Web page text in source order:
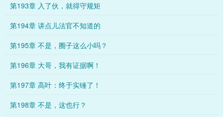
第193章 入了伙，就得守规矩
第194章 讲点儿法官不知道的
第195章 不是，圈子这么小吗？
第196章 大哥，我有证据啊！
第197章 高叶：终于实锤了！
第198章 不是，这也行？